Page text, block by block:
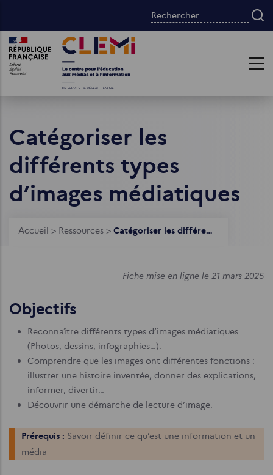
contenu
principal
Rechercher...
Images Images
Catégoriser les
différents types
d’images médiatiques
Fil
Accueil > Ressources > Catégoriser les différents types d’images médiatiques
Fiche mise en ligne le 21 mars 2025
Objectifs
Reconnaître différents types d’images médiatiques
(Photos, dessins, infographies…).
Comprendre que les images ont différentes fonctions :
illustrer une histoire inventée, donner des explications,
informer, divertir…
Découvrir une démarche de lecture d’image.
Prérequis : Savoir définir ce qu’est une information et un
média